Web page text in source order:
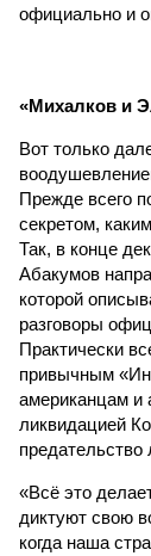
официально и
«Михалков и
Вот только
Прежде всего
секретом,
Так, в конце
Абакумов
которой
разговоры
Практически
привычным
американцам и
ликвидацией
предательство
«Всё это
диктуют свою
когда наша